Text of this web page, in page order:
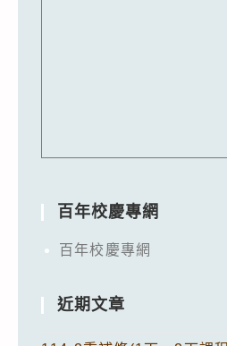
百年校慶專網
百年校慶專網
近期文章